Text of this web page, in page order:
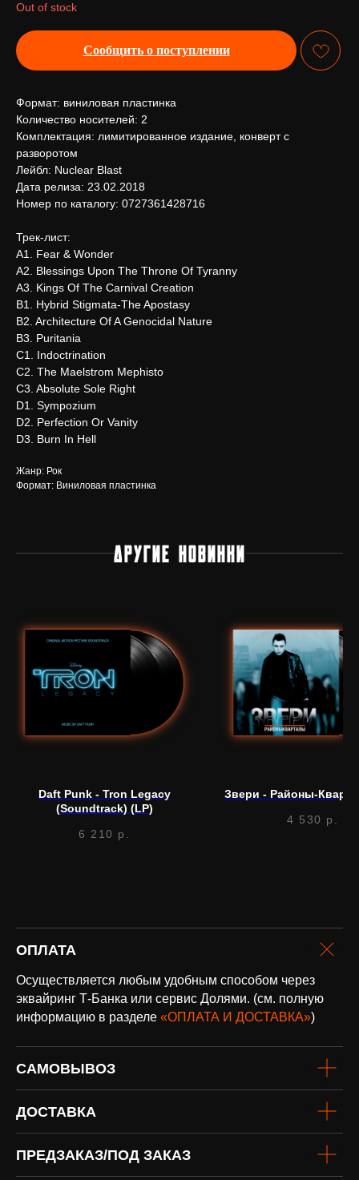
Out of stock
Сообщить о поступлении
Формат: виниловая пластинка
Количество носителей: 2
Комплектация: лимитированное издание, конверт с
разворотом
Лейбл: Nuclear Blast
Дата релиза: 23.02.2018
Номер по каталогу: 0727361428716
Трек-лист:
A1. Fear & Wonder
A2. Blessings Upon The Throne Of Tyranny
A3. Kings Of The Carnival Creation
B1. Hybrid Stigmata-The Apostasy
B2. Architecture Of A Genocidal Nature
B3. Puritania
C1. Indoctrination
C2. The Maelstrom Mephisto
C3. Absolute Sole Right
D1. Sympozium
D2. Perfection Or Vanity
D3. Burn In Hell
Жанр: Рок
Формат: Виниловая пластинка
ДРУГИЕ НОВИНКИ
Daft Punk - Tron Legacy
(Soundtrack) (LP)
6 210 р.
Звери - Районы-
4 530 р.
ОПЛАТА
Осуществляется любым удобным способом через
эквайринг Т-Банка или сервис Долями. (см. полную
информацию в разделе «ОПЛАТА И ДОСТАВКА»)
САМОВЫВОЗ
ДОСТАВКА
ПРЕДЗАКАЗ/ПОД ЗАКАЗ
винил Под заказ
Напишите нам, мы ответим
оплата и доставка
Подробнее